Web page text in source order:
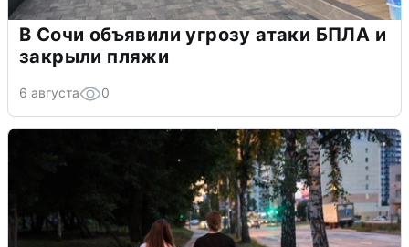
В Сочи объявили угрозу атаки БПЛА и
закрыли пляжи
6 августа 0